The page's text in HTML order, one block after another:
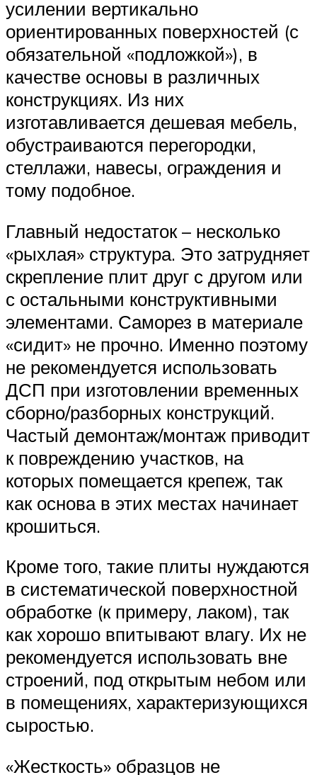
усилении вертикально
ориентированных поверхностей (с
обязательной «подложкой»), в
качестве основы в различных
конструкциях. Из них
изготавливается дешевая мебель,
обустраиваются перегородки,
стеллажи, навесы, ограждения и
тому подобное.
Главный недостаток – несколько
«рыхлая» структура. Это затрудняет
скрепление плит друг с другом или
с остальными конструктивными
элементами. Саморез в материале
«сидит» не прочно. Именно поэтому
не рекомендуется использовать
ДСП при изготовлении временных
сборно/разборных конструкций.
Частый демонтаж/монтаж приводит
к повреждению участков, на
которых помещается крепеж, так
как основа в этих местах начинает
крошиться.
Кроме того, такие плиты нуждаются
в систематической поверхностной
обработке (к примеру, лаком), так
как хорошо впитывают влагу. Их не
рекомендуется использовать вне
строений, под открытым небом или
в помещениях, характеризующихся
сыростью.
«Жесткость» образцов не